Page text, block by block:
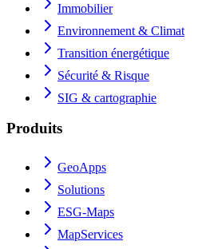
Immobilier
Environnement & Climat
Transition énergétique
Sécurité & Risque
SIG & cartographie
Produits
GeoApps
Solutions
ESG-Maps
MapServices